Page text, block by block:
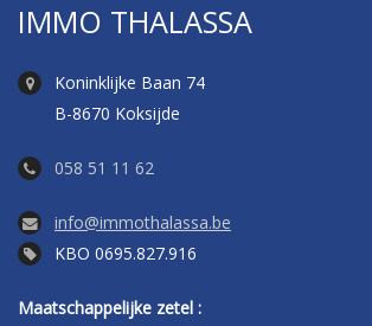
IMMO THALASSA
Koninklijke Baan 74
B-8670 Koksijde
058 51 11 62
info@immothalassa.be
KBO 0695.827.916
Maatschappelijke zetel :